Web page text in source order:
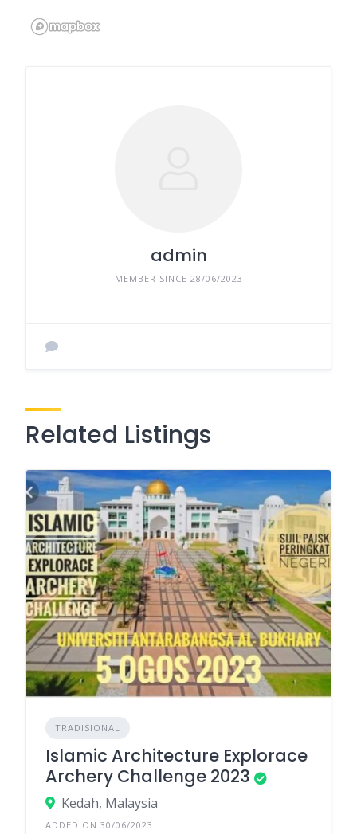
admin
MEMBER SINCE 28/06/2023
Related Listings
TRADISIONAL
Islamic Architecture Explorace
Archery Challenge 2023
Kedah, Malaysia
ADDED ON 30/06/2023